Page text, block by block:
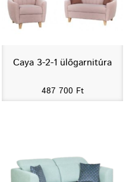
Caya 3-2-1 ülőgarnitúra
487 700 Ft